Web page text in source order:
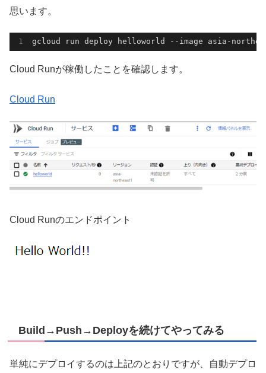
思います。
gcloud run deploy helloworld --image asia-
Cloud Runが稼働したことを確認します。
Cloud Run
Cloud Runのエンドポイント
Build→Push→Deployを続けてやってみる
単純にデプロイするのは上記のとおりですが、自動デプロ